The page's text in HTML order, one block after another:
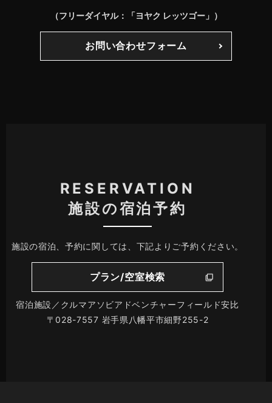
（フリーダイヤル：「ヨヤク レッツゴー」）
お問い合わせフォーム
RESERVATION
施設の宿泊予約
施設の宿泊、予約に関しては、下記よりご予約ください。
プラン/空室検索
宿泊施設／クルマアソビアドベンチャーフィールド安比
〒028-7557 岩手県八幡平市細野255-2